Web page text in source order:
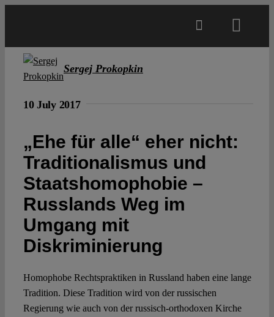
Projects
Open Access
Sergej Prokopkin
10 July 2017
„Ehe für alle“ eher nicht:
Traditionalismus und
Staatshomophobie –
Russlands Weg im
Umgang mit
Diskriminierung
Homophobe Rechtspraktiken in Russland haben eine lange
Tradition. Diese Tradition wird von der russischen
Regierung wie auch von der russisch-orthodoxen Kirche